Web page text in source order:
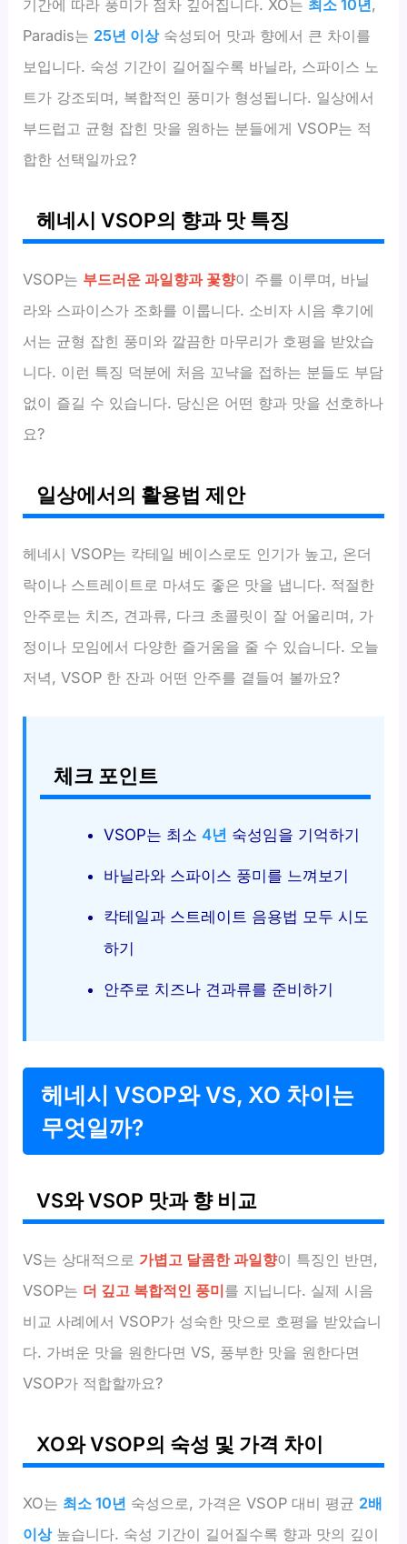
기간에 따라 풍미가 점차 깊어집니다. XO는 최소 10년,
Paradis는 25년 이상숙성되어 맛과 향에서 큰 차이를
보입니다. 숙성 기간이 길어질수록 바닐라, 스파이스 노
트가 강조되며, 복합적인 풍미가 형성됩니다. 일상에서
부드럽고 균형 잡힌 맛을 원하는 분들에게 VSOP는 적
합한 선택일까요?
헤네시 VSOP의 향과 맛 특징
VSOP는 부드러운 과일향과 꽃향이 주를 이루며, 바닐
라와 스파이스가 조화를 이룹니다. 소비자 시음 후기에
서는 균형 잡힌 풍미와 깔끔한 마무리가 호평을 받았습
니다. 이런 특징 덕분에 처음 꼬냑을 접하는 분들도 부담
없이 즐길 수 있습니다. 당신은 어떤 향과 맛을 선호하나
요?
일상에서의 활용법 제안
헤네시 VSOP는 칵테일 베이스로도 인기가 높고, 온더
락이나 스트레이트로 마셔도 좋은 맛을 냅니다. 적절한
안주로는 치즈, 견과류, 다크 초콜릿이 잘 어울리며, 가
정이나 모임에서 다양한 즐거움을 줄 수 있습니다. 오늘
저녁, VSOP 한 잔과 어떤 안주를 곁들여 볼까요?
체크 포인트
VSOP는 최소 4년 숙성임을 기억하기
바닐라와 스파이스 풍미를 느껴보기
칵테일과 스트레이트 음용법 모두 시도
하기
안주로 치즈나 견과류를 준비하기
헤네시 VSOP와 VS, XO 차이는
무엇일까?
VS와 VSOP 맛과 향 비교
VS는 상대적으로 가볍고 달콤한 과일향이 특징인 반면,
VSOP는 더 깊고 복합적인 풍미를 지닙니다. 실제 시음
비교 사례에서 VSOP가 성숙한 맛으로 호평을 받았습니
다. 가벼운 맛을 원한다면 VS, 풍부한 맛을 원한다면
VSOP가 적합할까요?
XO와 VSOP의 숙성 및 가격 차이
XO는 최소 10년 숙성으로, 가격은 VSOP 대비 평균 2배
이상높습니다. 숙성 기간이 길어질수록 향과 맛의 깊이